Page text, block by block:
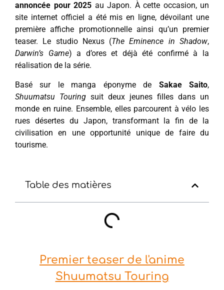
annoncée pour 2025 au Japon. À cette occasion, un
site internet officiel a été mis en ligne, dévoilant une
première affiche promotionnelle ainsi qu’un premier
teaser. Le studio Nexus (The Eminence in Shadow,
Darwin’s Game) a d’ores et déjà été confirmé à la
réalisation de la série.
Basé sur le manga éponyme de Sakae Saito,
Shuumatsu Touring suit deux jeunes filles dans un
monde en ruine. Ensemble, elles parcourent à vélo les
rues désertes du Japon, transformant la fin de la
civilisation en une opportunité unique de faire du
tourisme.
Table des matières
Premier teaser de l'anime
Shuumatsu Touring